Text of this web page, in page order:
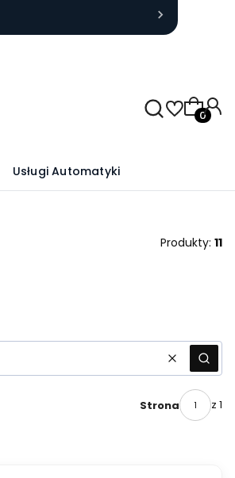
Usługi Automatyki
Produkty: 11
Wyczyść
Strona z 1